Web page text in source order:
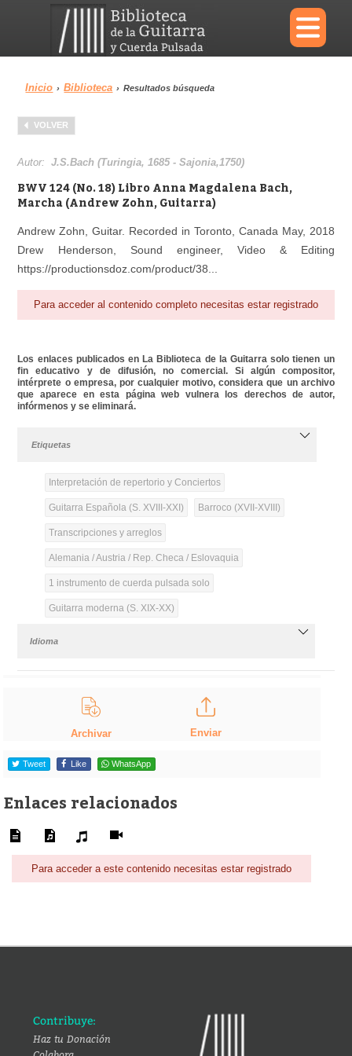
×
Menu
Biblioteca Diccionario
Área personal Reproductor
Inicio › Biblioteca › Resultados búsqueda
VOLVER
Autor:J.S.Bach (Turingia, 1685 - Sajonia,1750)
BWV 124 (No. 18) Libro Anna Magdalena Bach,
Marcha (Andrew Zohn, Guitarra)
Andrew Zohn, Guitar. Recorded in Toronto, Canada May, 2018
Drew Henderson, Sound engineer, Video & Editing
https://productionsdoz.com/product/38...
Para acceder al contenido completo necesitas estar registrado
Los enlaces publicados en La Biblioteca de la Guitarra solo tienen un
fin educativo y de difusión, no comercial. Si algún compositor,
intérprete o empresa, por cualquier motivo, considera que un archivo
que aparece en esta página web vulnera los derechos de autor,
infórmenos y se eliminará.
Etiquetas
Interpretación de repertorio y Conciertos
Guitarra Española (S. XVIII-XXI) Barroco (XVII-XVIII)
Transcripciones y arreglos
Alemania / Austria / Rep. Checa / Eslovaquia
1 instrumento de cuerda pulsada solo
Guitarra moderna (S. XIX-XX)
Idioma
Archivar Enviar
Tweet Like WhatsApp
Enlaces relacionados
Para acceder a este contenido necesitas estar registrado
Contribuye:
Haz tu Donación